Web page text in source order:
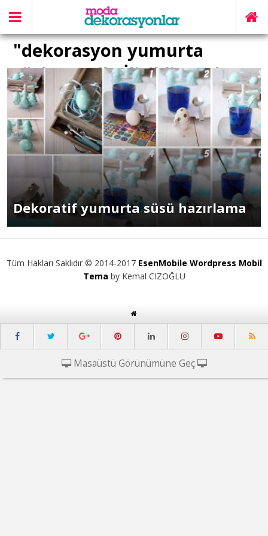
"dekorasyon yumurta
süsleme" ile İlişikli yazılar
Dekoratif yumurta süsü hazırlama
Tüm Hakları Saklıdır © 2014-2017 EsenMobile Wordpress Mobil
Tema by Kemal CIZOĞLU
Masaüstü Görünümüne Geç